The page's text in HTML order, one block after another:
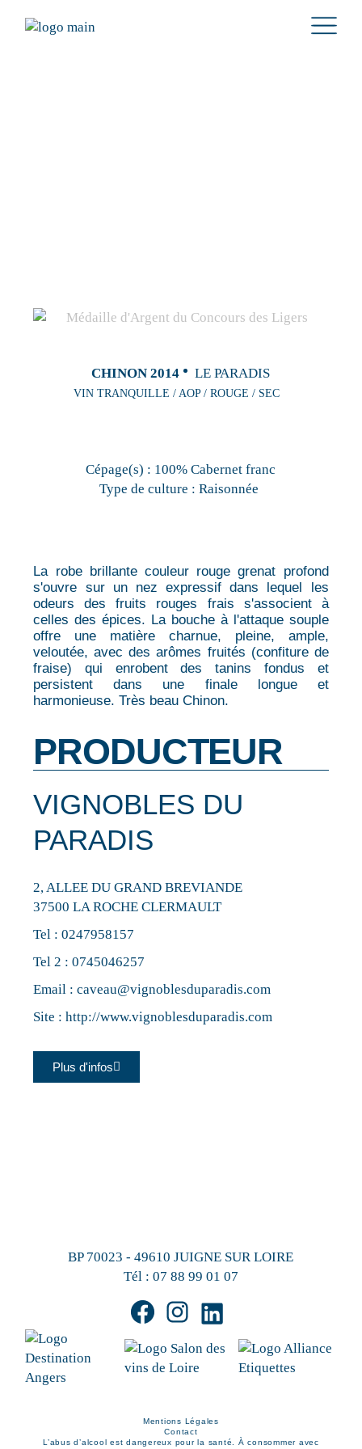
CHINON 2014 LE PARADIS
VIN TRANQUILLE / AOP / ROUGE / SEC
Cépage(s) : 100% Cabernet franc
Type de culture : Raisonnée
La robe brillante couleur rouge grenat profond
s'ouvre sur un nez expressif dans lequel les
odeurs des fruits rouges frais s'associent à
celles des épices. La bouche à l'attaque souple
offre une matière charnue, pleine, ample,
veloutée, avec des arômes fruités (confiture de
fraise) qui enrobent des tanins fondus et
persistent dans une finale longue et
harmonieuse. Très beau Chinon.
PRODUCTEUR
VIGNOBLES DU
PARADIS
2, ALLEE DU GRAND BREVIANDE
37500 LA ROCHE CLERMAULT
Tel :0247958157
Tel 2 :0745046257
Email :caveau@vignoblesduparadis.com
Site :http://www.vignoblesduparadis.com
Plus d'infos
BP 70023 - 49610 JUIGNE SUR LOIRE
Tél : 07 88 99 01 07
Mentions Légales
Contact
L’abus d’alcool est dangereux pour la santé. À consommer avec